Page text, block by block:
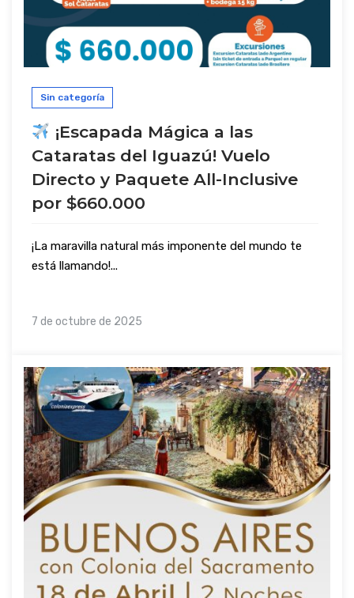
Sin categoría
¡Escapada Mágica a las
Cataratas del Iguazú! Vuelo
Directo y Paquete All-Inclusive
por $660.000
¡La maravilla natural más imponente del mundo te
está llamando!...
7 de octubre de 2025